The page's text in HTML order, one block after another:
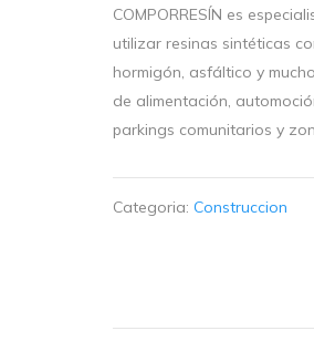
COMPORRESÍN es
utilizar resinas sintéticas
hormigón, asfáltico y
de alimentación,
parkings comunitarios y
Categoria: Construccion